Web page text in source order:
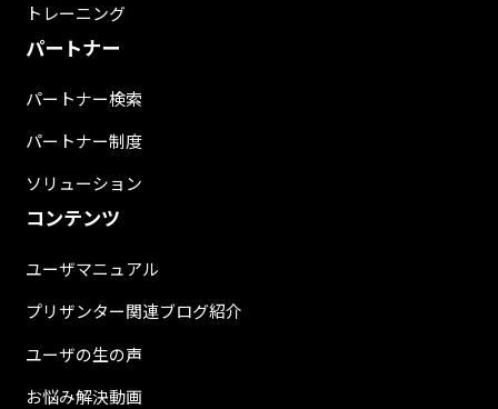
トレーニング
パートナー
パートナー検索
パートナー制度
ソリューション
コンテンツ
ユーザマニュアル
プリザンター関連ブログ紹介
ユーザの生の声
お悩み解決動画